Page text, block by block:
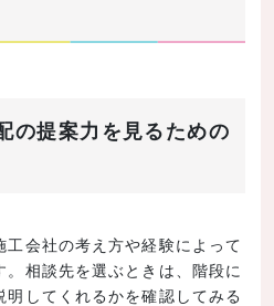
の提案力を見るための
会社の考え方や経験によって
相談先を選ぶときは、階段に
してくれるかを確認してみる